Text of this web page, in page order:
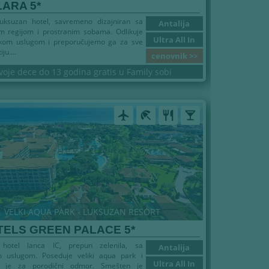
5*
Antalija
Ultra All In
cenovnik >>
hotel, savremeno dizajniran sa
regijom i prostranim sobama. Odlikuje
uslugom i preporučujemo ga za sve
dece do 13 godina gratis u Family sobi
airplanemode_active beach_access restaurant local_bar
VELKI AQUA PARK - LUKSUZAN RESORT
GREEN PALACE 5*
Antalija
Ultra All In
hotel lanca IC, prepun zelenila, sa
uslugom. Poseduje veliki aqua park i
je za porodični odmor. Smešten je